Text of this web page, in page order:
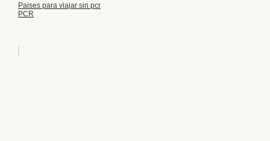
Paises para viajar sin pcr
PCR